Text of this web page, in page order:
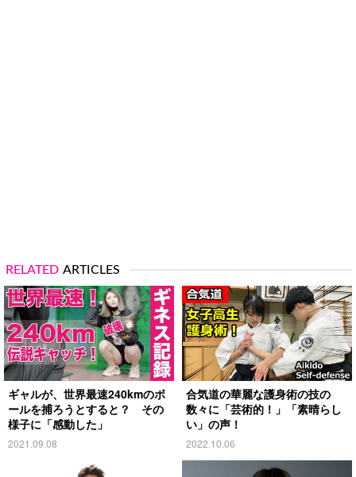
RELATED ARTICLES
ギャルが、世界最速240kmのボ
ールを捕ろうとすると？ その
様子に「感動した」
2021.09.08
合気道の華麗な護身術の技の
数々に「芸術的！」「素晴らし
い」の声！
2022.10.06